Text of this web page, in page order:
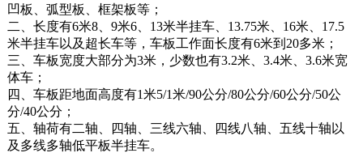
凹板、弧型板、框架板等；
二、长度有6米8、9米6、13米半挂车、13.75米、16米、17.5
米半挂车以及超长车等，车板工作面长度有6米到20多米；
三、车板宽度大部分为3米，少数也有3.2米、3.4米、3.6米宽
体车；
四、车板距地面高度有1米5/1米/90公分/80公分/60公分/50公
分/40公分；
五、轴荷有二轴、四轴、三线六轴、四线八轴、五线十轴以
及多线多轴低平板半挂车。